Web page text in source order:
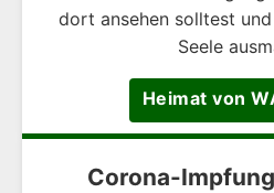
dort ansehen solltest
Seele
Heimat von
Corona-